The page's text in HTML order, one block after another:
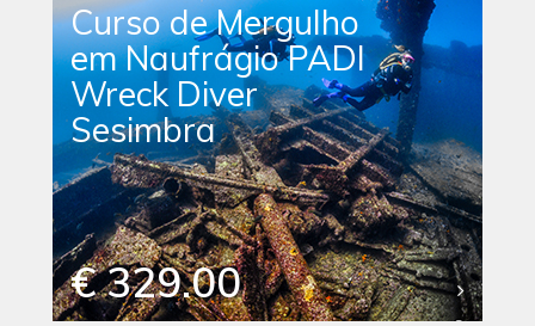
Curso de Mergulho
em Naufrágio PADI
Wreck Diver
Sesimbra
€ 329.00